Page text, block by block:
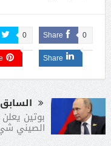
Share 0
0
Share
السابق
بوتين
الصيني شي